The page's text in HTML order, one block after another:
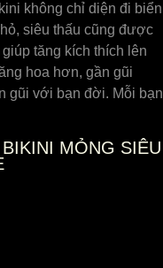
không chỉ diện đi biển
siêu thấu cũng được
tăng kích thích lên
hoa hơn, gần gũi
gũi với bạn đời. Mỗi bạn
MỎNG SIÊU